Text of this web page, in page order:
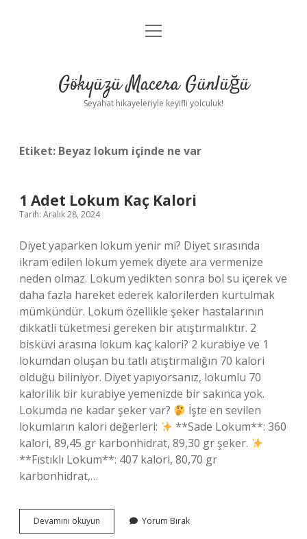
Anasayfa
Yasal Uyarı
menüyü
Gökyüzü Macera Günlüğü
Seyahat hikayeleriyle keyifli yolculuk!
Etiket: Beyaz lokum içinde ne var
1 Adet Lokum Kaç Kalori
Tarih: Aralık 28, 2024
Diyet yaparken lokum yenir mi? Diyet sırasında
ikram edilen lokum yemek diyete ara vermenize
neden olmaz. Lokum yedikten sonra bol su içerek ve
daha fazla hareket ederek kalorilerden kurtulmak
mümkündür. Lokum özellikle şeker hastalarının
dikkatli tüketmesi gereken bir atıştırmalıktır. 2
bisküvi arasına lokum kaç kalori? 2 kurabiye ve 1
lokumdan oluşan bu tatlı atıştırmalığın 70 kalori
olduğu biliniyor. Diyet yapıyorsanız, lokumlu 70
kalorilik bir kurabiye yemenizde bir sakınca yok.
Lokumda ne kadar şeker var?
İşte en sevilen
lokumların kalori değerleri:
**Sade Lokum**: 360
kalori, 89,45 gr karbonhidrat, 89,30 gr şeker.
**Fıstıklı Lokum**: 407 kalori, 80,70 gr
karbonhidrat,…
Devamını okuyun
Adet
Yorum Bırak